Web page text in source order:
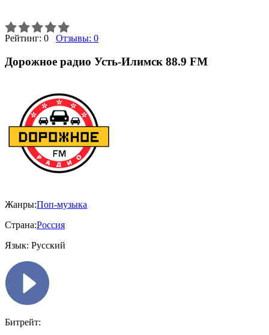
Рейтинг: 0 Отзывы: 0
Дорожное радио Усть-Илимск 88.9 FM
Жанры:Поп-музыка
Страна:Россия
Язык: Русский
Битрейт: